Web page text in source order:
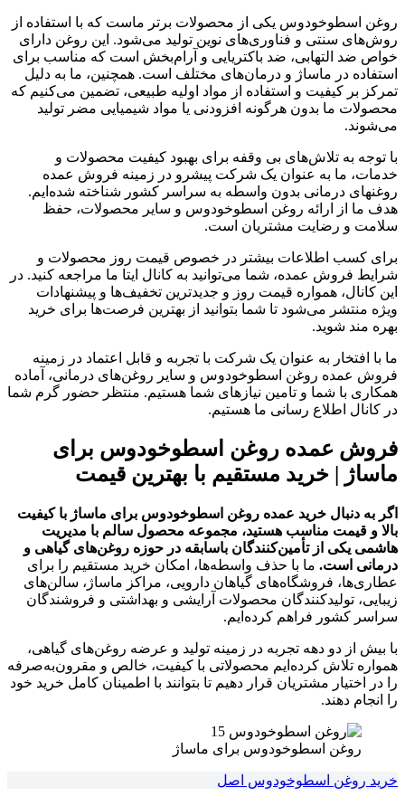
روغن اسطوخودوس یکی از محصولات برتر ماست که با استفاده از
روش‌های سنتی و فناوری‌های نوین تولید می‌شود. این روغن دارای
خواص ضد التهابی، ضد باکتریایی و آرام‌بخش است که مناسب برای
استفاده در ماساژ و درمان‌های مختلف است. همچنین، ما به دلیل
تمرکز بر کیفیت و استفاده از مواد اولیه طبیعی، تضمین می‌کنیم که
محصولات ما بدون هرگونه افزودنی یا مواد شیمیایی مضر تولید
می‌شوند.
با توجه به تلاش‌های بی وقفه برای بهبود کیفیت محصولات و
خدمات، ما به عنوان یک شرکت پیشرو در زمینه فروش عمده
روغنهای درمانی بدون واسطه به سراسر کشور شناخته شده‌ایم.
هدف ما از ارائه روغن اسطوخودوس و سایر محصولات، حفظ
سلامت و رضایت مشتریان است.
برای کسب اطلاعات بیشتر در خصوص قیمت روز محصولات و
شرایط فروش عمده، شما می‌توانید به کانال ایتا ما مراجعه کنید. در
این کانال، همواره قیمت روز و جدیدترین تخفیف‌ها و پیشنهادات
ویژه منتشر می‌شود تا شما بتوانید از بهترین فرصت‌ها برای خرید
بهره مند شوید.
ما با افتخار به عنوان یک شرکت با تجربه و قابل اعتماد در زمینه
فروش عمده روغن اسطوخودوس و سایر روغن‌های درمانی، آماده
همکاری با شما و تامین نیازهای شما هستیم. منتظر حضور گرم شما
در کانال اطلاع رسانی ما هستیم.
فروش عمده روغن اسطوخودوس برای
ماساژ | خرید مستقیم با بهترین قیمت
اگر به دنبال خرید عمده روغن اسطوخودوس برای ماساژ با کیفیت
بالا و قیمت مناسب هستید، مجموعه محصول سالم با مدیریت
هاشمی یکی از تأمین‌کنندگان باسابقه در حوزه روغن‌های گیاهی و
درمانی است. ما با حذف واسطه‌ها، امکان خرید مستقیم را برای
عطاری‌ها، فروشگاه‌های گیاهان دارویی، مراکز ماساژ، سالن‌های
زیبایی، تولیدکنندگان محصولات آرایشی و بهداشتی و فروشندگان
سراسر کشور فراهم کرده‌ایم.
با بیش از دو دهه تجربه در زمینه تولید و عرضه روغن‌های گیاهی،
همواره تلاش کرده‌ایم محصولاتی با کیفیت، خالص و مقرون‌به‌صرفه
را در اختیار مشتریان قرار دهیم تا بتوانند با اطمینان کامل خرید خود
را انجام دهند.
روغن اسطوخودوس برای ماساژ
خرید روغن اسطوخودوس اصل